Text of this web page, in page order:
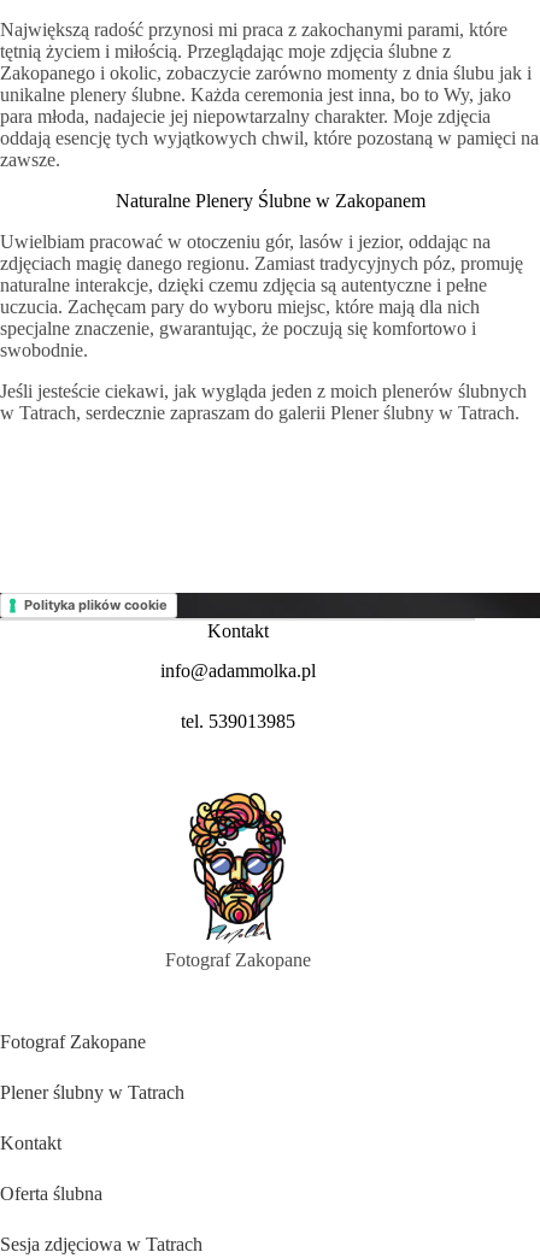
Największą radość przynosi mi praca z zakochanymi parami, które
tętnią życiem i miłością. Przeglądając moje zdjęcia ślubne z
Zakopanego i okolic, zobaczycie zarówno momenty z dnia ślubu jak i
unikalne plenery ślubne. Każda ceremonia jest inna, bo to Wy, jako
para młoda, nadajecie jej niepowtarzalny charakter. Moje zdjęcia
oddają esencję tych wyjątkowych chwil, które pozostaną w pamięci na
zawsze.
Naturalne Plenery Ślubne w Zakopanem
Uwielbiam pracować w otoczeniu gór, lasów i jezior, oddając na
zdjęciach magię danego regionu. Zamiast tradycyjnych póz, promuję
naturalne interakcje, dzięki czemu zdjęcia są autentyczne i pełne
uczucia. Zachęcam pary do wyboru miejsc, które mają dla nich
specjalne znaczenie, gwarantując, że poczują się komfortowo i
swobodnie.
Jeśli jesteście ciekawi, jak wygląda jeden z moich plenerów ślubnych
w Tatrach, serdecznie zapraszam do galerii Plener ślubny w Tatrach.
Polityka plików cookie
Kontakt
info@adammolka.pl
tel. 539013985
Fotograf Zakopane
Fotograf Zakopane
Plener ślubny w Tatrach
Kontakt
Oferta ślubna
Sesja zdjęciowa w Tatrach